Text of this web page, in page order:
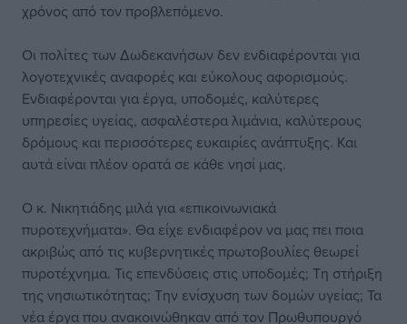
χρόνος από τον προβλεπόμενο.
Οι πολίτες των Δωδεκανήσων δεν ενδιαφέρονται για
λογοτεχνικές αναφορές και εύκολους αφορισμούς.
Ενδιαφέρονται για έργα, υποδομές, καλύτερες
υπηρεσίες υγείας, ασφαλέστερα λιμάνια, καλύτερους
δρόμους και περισσότερες ευκαιρίες ανάπτυξης. Και
αυτά είναι πλέον ορατά σε κάθε νησί μας.
Ο κ. Νικητιάδης μιλά για «επικοινωνιακά
πυροτεχνήματα». Θα είχε ενδιαφέρον να μας πει ποια
ακριβώς από τις κυβερνητικές πρωτοβουλίες θεωρεί
πυροτέχνημα. Τις επενδύσεις στις υποδομές; Τη στήριξη
της νησιωτικότητας; Την ενίσχυση των δομών υγείας; Τα
νέα έργα που ανακοινώθηκαν από τον Πρωθυπουργό